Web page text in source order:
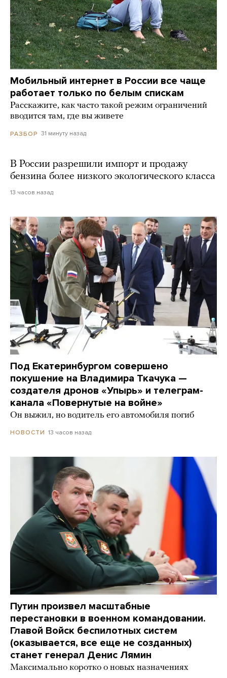
Мобильный интернет в России все чаще
работает только по белым спискам
Расскажите, как часто такой режим ограничений
вводится там, где вы живете
РАЗБОР 31 минуту назад
В России разрешили импорт и продажу
бензина более низкого экологического класса
13 часов назад
Под Екатеринбургом совершено
покушение на Владимира Ткачука —
создателя дронов «Упырь» и телеграм-
канала «Повернутые на войне»
Он выжил, но водитель его автомобиля погиб
НОВОСТИ 13 часов назад
Путин произвел масштабные
перестановки в военном командовании.
Главой Войск беспилотных систем
(оказывается, все еще не созданных)
станет генерал Денис Лямин
Максимально коротко о новых назначениях